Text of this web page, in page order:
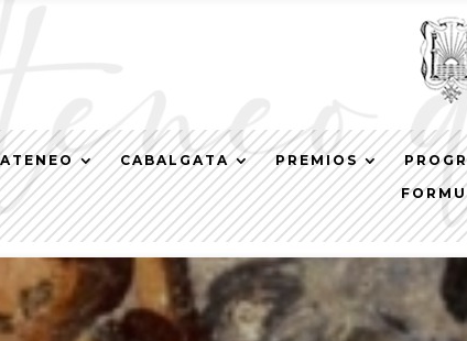
CABALGATA PREMIOS